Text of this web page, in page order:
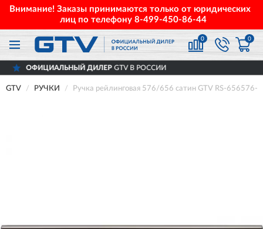
Внимание! Заказы принимаются только от юридических
лиц по телефону 8-499-450-86-44
0 0
ДИЛЕРGTV В РОССИИ
GTV РУЧКИ Ручка рейлинговая 576/656 сатин GTV RS-656576-